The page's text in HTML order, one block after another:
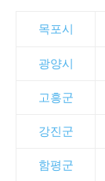
목포시
광양시
고흥군
강진군
함평군